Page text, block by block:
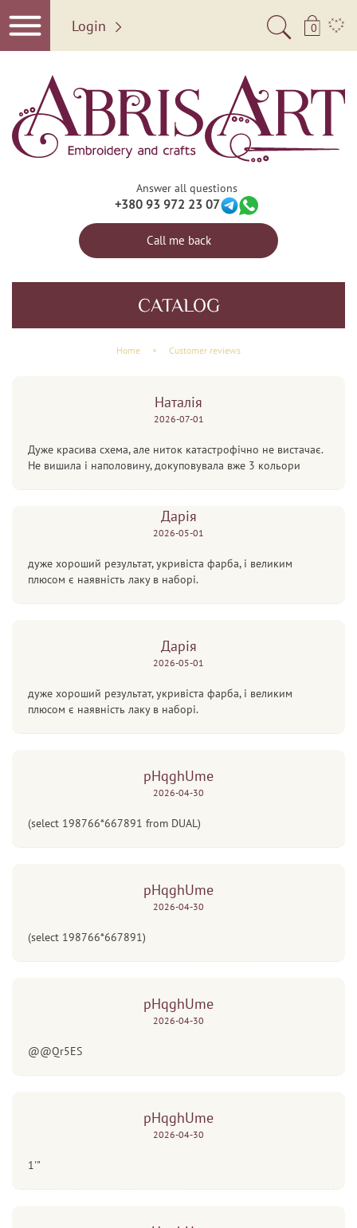
Login 0
Answer all questions
+380 93 972 23 07
Call me back
CATALOG
Home × Customer reviews
Наталія
2026-07-01
Дуже красива схема, але ниток катастрофічно не вистачає.
Не вишила і наполовину, докуповувала вже 3 кольори
Дарія
2026-05-01
дуже хороший результат, укривіста фарба, і великим
плюсом є наявність лаку в наборі.
Дарія
2026-05-01
дуже хороший результат, укривіста фарба, і великим
плюсом є наявність лаку в наборі.
pHqghUme
2026-04-30
(select 198766*667891 from DUAL)
pHqghUme
2026-04-30
(select 198766*667891)
pHqghUme
2026-04-30
@@Qr5ES
pHqghUme
2026-04-30
1'"